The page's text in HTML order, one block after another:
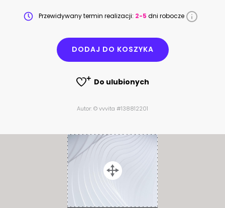
Przewidywany termin realizacji: 2-5 dni robocze
DODAJ DO KOSZYKA
Do ulubionych
Autor: © vvvita #138812201